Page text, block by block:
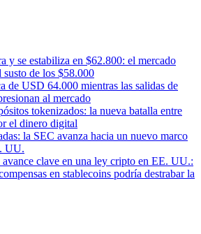
y se estabiliza en $62.800: el mercado
susto de los $58.000
de USD 64.000 mientras las salidas de
al mercado
tokenizados: la nueva batalla entre
el dinero digital
la SEC avanza hacia un nuevo marco
UU.
avance clave en una ley cripto en EE. UU.:
en stablecoins podría destrabar la